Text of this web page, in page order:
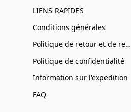
LIENS RAPIDES
Conditions générales
Politique de retour et de remboursement
Politique de confidentialité
Information sur l'expedition
FAQ